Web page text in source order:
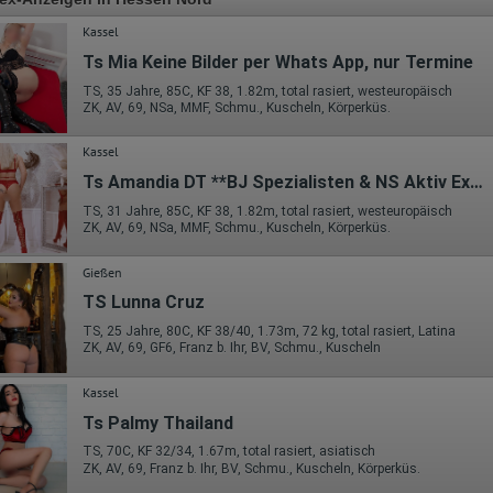
Kassel
Ts Mia Keine Bilder per Whats App, nur Termine
TS, 35 Jahre, 85C, KF 38, 1.82m, total rasiert, westeuropäisch
ZK, AV, 69, NSa, MMF, Schmu., Kuscheln, Körperküs.
Kassel
Ts Amandia DT **BJ Spezialisten & NS Aktiv Expertin
TS, 31 Jahre, 85C, KF 38, 1.82m, total rasiert, westeuropäisch
ZK, AV, 69, NSa, MMF, Schmu., Kuscheln, Körperküs.
Gießen
TS Lunna Cruz
TS, 25 Jahre, 80C, KF 38/40, 1.73m, 72 kg, total rasiert, Latina
ZK, AV, 69, GF6, Franz b. Ihr, BV, Schmu., Kuscheln
Kassel
Ts Palmy Thailand
TS, 70C, KF 32/34, 1.67m, total rasiert, asiatisch
ZK, AV, 69, Franz b. Ihr, BV, Schmu., Kuscheln, Körperküs.